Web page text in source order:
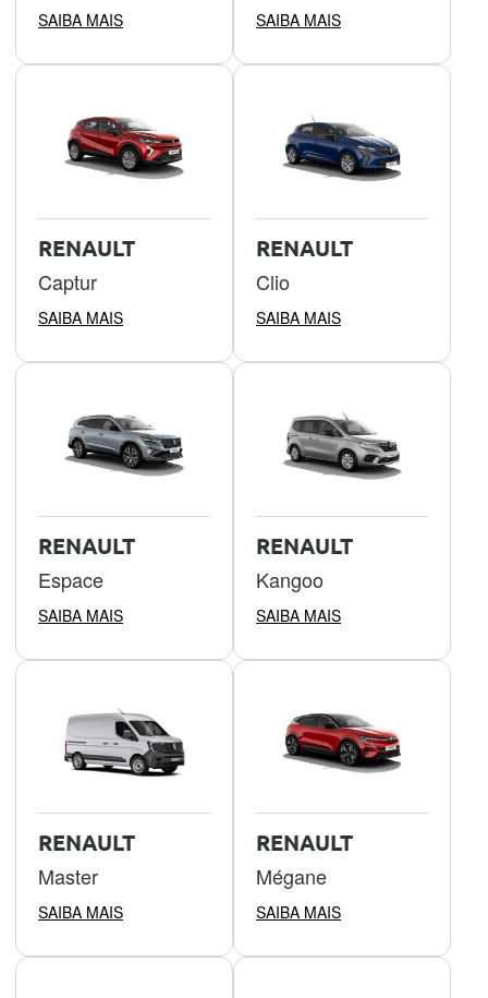
SAIBA MAIS SAIBA MAIS
RENAULT
Captur
SAIBA MAIS
RENAULT
Clio
SAIBA MAIS
RENAULT
Espace
SAIBA MAIS
RENAULT
Kangoo
SAIBA MAIS
RENAULT
Master
SAIBA MAIS
RENAULT
Mégane
SAIBA MAIS